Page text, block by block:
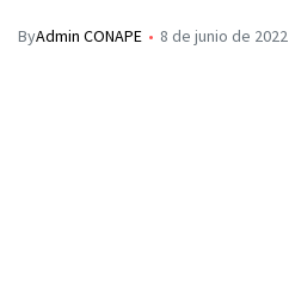
ByAdmin CONAPE 8 de junio de 2022